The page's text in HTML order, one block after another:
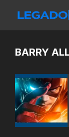
BARRY